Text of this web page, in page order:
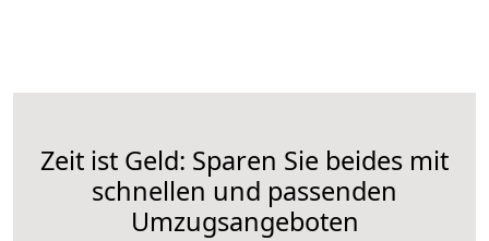
Zeit ist Geld: Sparen Sie beides mit
schnellen und passenden
Umzugsangeboten